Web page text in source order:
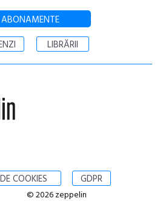
ABONAMENTE
LIBRĂRII
COOKIES GDPR
© 2026 zeppelin